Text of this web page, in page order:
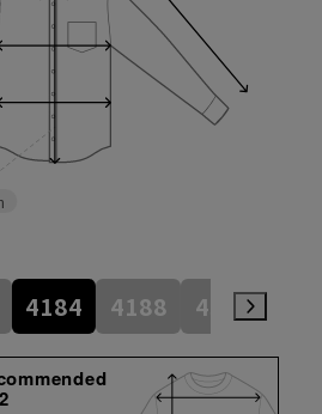
4184 4188 4386